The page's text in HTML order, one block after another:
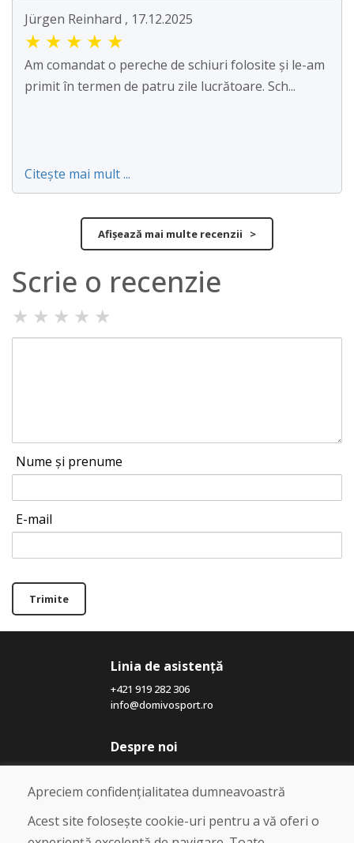
Jürgen Reinhard , 17.12.2025
★ ★ ★ ★ ★
Am comandat o pereche de schiuri folosite și le-am
primit în termen de patru zile lucrătoare. Sch...
Citește mai mult ...
Afișează mai multe recenzii >
Scrie o recenzie
★ ★ ★ ★ ★
Nume și prenume
E-mail
Trimite
Linia de asistență
+421 919 282 306
info@domivosport.ro
Despre noi
Blog
Despre noi
Magazin
Contact
Apreciem confidențialitatea dumneavoastră
Acest site folosește cookie-uri pentru a vă oferi o